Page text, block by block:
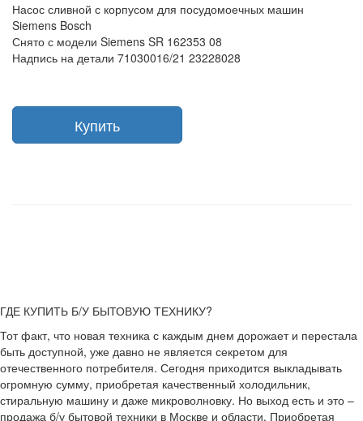
Насос сливной с корпусом для посудомоечных машин
Siemens Bosch
Снято с модели Siemens SR 162353 08
Надпись на детали 71030016/21 23228028
ГДЕ КУПИТЬ Б/У БЫТОВУЮ ТЕХНИКУ?
Тот факт, что новая техника с каждым днем дорожает и перестала
быть доступной, уже давно не является секретом для
отечественного потребителя. Сегодня приходится выкладывать
огромную сумму, приобретая качественный холодильник,
стиральную машину и даже микроволновку. Но выход есть и это –
продажа б/у бытовой техники в Москве и области. Приобретая